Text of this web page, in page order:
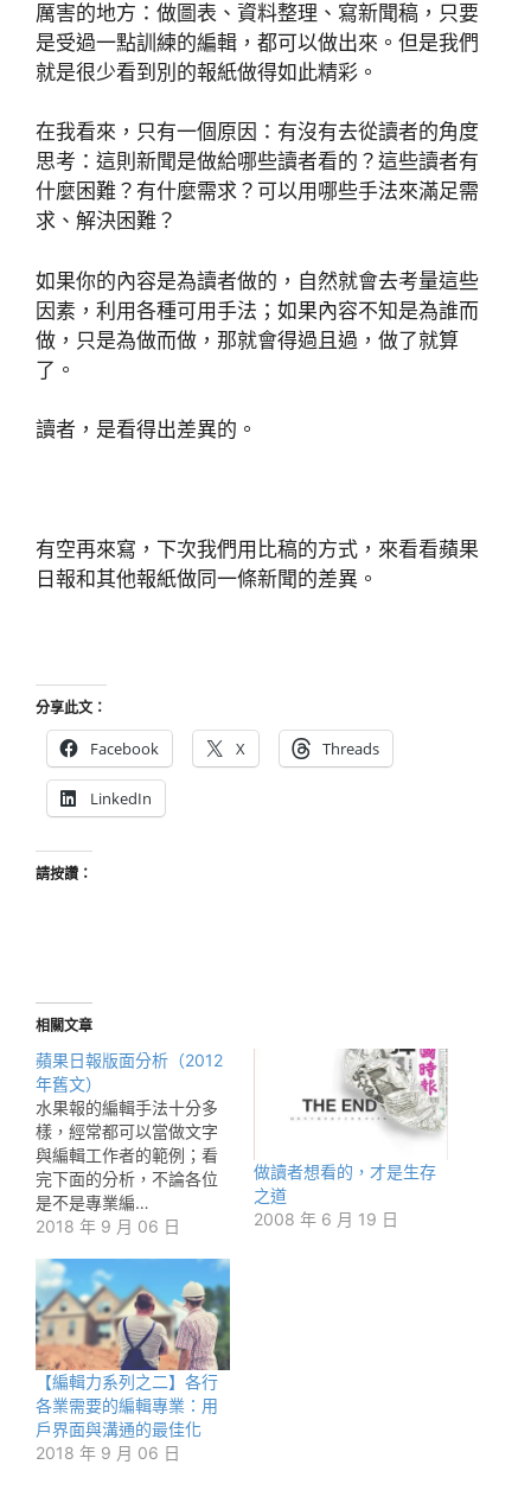
厲害的地方：做圖表、資料整理、寫新聞稿，只要
是受過一點訓練的編輯，都可以做出來。但是我們
就是很少看到別的報紙做得如此精彩。
在我看來，只有一個原因：有沒有去從讀者的角度
思考：這則新聞是做給哪些讀者看的？這些讀者有
什麼困難？有什麼需求？可以用哪些手法來滿足需
求、解決困難？
如果你的內容是為讀者做的，自然就會去考量這些
因素，利用各種可用手法；如果內容不知是為誰而
做，只是為做而做，那就會得過且過，做了就算
了。
讀者，是看得出差異的。
有空再來寫，下次我們用比稿的方式，來看看蘋果
日報和其他報紙做同一條新聞的差異。
分享此文：
Facebook X Threads
LinkedIn
請按讚：
相關文章
蘋果日報版面分析（2012
年舊文）
水果報的編輯手法十分多
樣，經常都可以當做文字
與編輯工作者的範例；看
完下面的分析，不論各位
是不是專業編…
2018 年 9 月 06 日
做讀者想看的，才是生存
之道
2008 年 6 月 19 日
【編輯力系列之二】各行
各業需要的編輯專業：用
戶界面與溝通的最佳化
2018 年 9 月 06 日